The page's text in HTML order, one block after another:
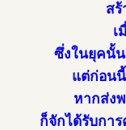
ส
เ
ซึ่งในยุคนั้
แต่ก่อน
หากส่ง
ก็จักได้รับกา